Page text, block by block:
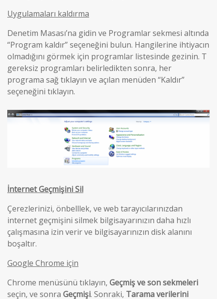
Uygulamaları kaldırma
Denetim Masası’na gidin ve Programlar sekmesi altında
“Program kaldır” seçeneğini bulun. Hangilerine ihtiyacın
olmadığını görmek için programlar listesinde gezinin. T
gereksiz programları belirledikten sonra, her
programa sağ tıklayın ve açılan menüden “Kaldır”
seçeneğini tıklayın.
İnternet Geçmişini Sil
Çerezlerinizi, önbelllek, ve web tarayıcılarınızdan
internet geçmişini silmek bilgisayarınızın daha hızlı
çalışmasına izin verir ve bilgisayarınızın disk alanını
boşaltır.
Google Chrome için
Chrome menüsünü tıklayın, Geçmiş ve son sekmeleri
seçin, ve sonra Geçmişi. Sonraki, Tarama verilerini